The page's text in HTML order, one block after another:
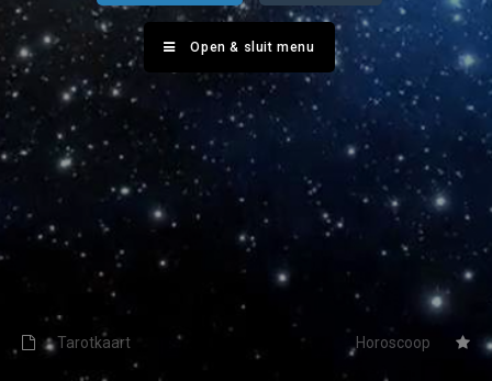
Stier
Tweelingen
Leeuw
Maagd
Schorpioen
Boogschutter
Steenbok
Vragen?
Info
Privacybeleid
Desktop website
Sluit menu
CONTACT
Open & sluit menu
Tarotkaart Horoscoop